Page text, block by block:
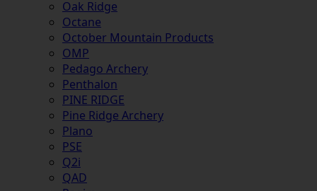
Oak Ridge
Octane
October Mountain Products
OMP
Pedago Archery
Penthalon
PINE RIDGE
Pine Ridge Archery
Plano
PSE
Q2i
QAD